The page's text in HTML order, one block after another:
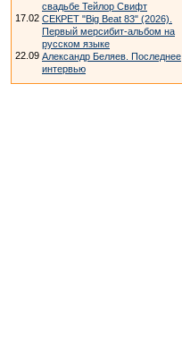
свадьбе Тейлор Свифт
17.02 СЕКРЕТ "Big Beat 83" (2026).
Первый мерсибит-альбом на
русском языке
22.09 Александр Беляев. Последнее
интервью